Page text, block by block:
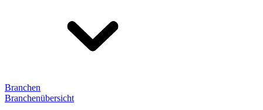
Branchen
Branchenübersicht